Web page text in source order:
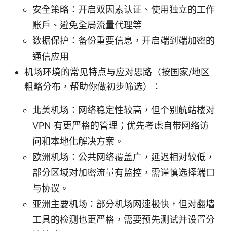
安全策略：开启双因素认证、使用独立的工作
账户、避免全局流量代理等
数据保护：备份重要信息，开启端到端加密的
通信应用
机场环境的常见特点与应对思路（按国家/地区
粗略分布，帮助你做初步筛选）：
北美机场：网络稳定性较高，但个别航站楼对
VPN 有更严格的管理；优先考虑自带网络访
问和本地化解决方案。
欧洲机场：公共网络覆盖广，延迟相对较低，
部分区域对加密流量有监控，需谨慎选择端口
与协议。
亚洲主要机场：部分机场网速极快，但对翻墙
工具的检测也更严格，需要预先测试并设置分